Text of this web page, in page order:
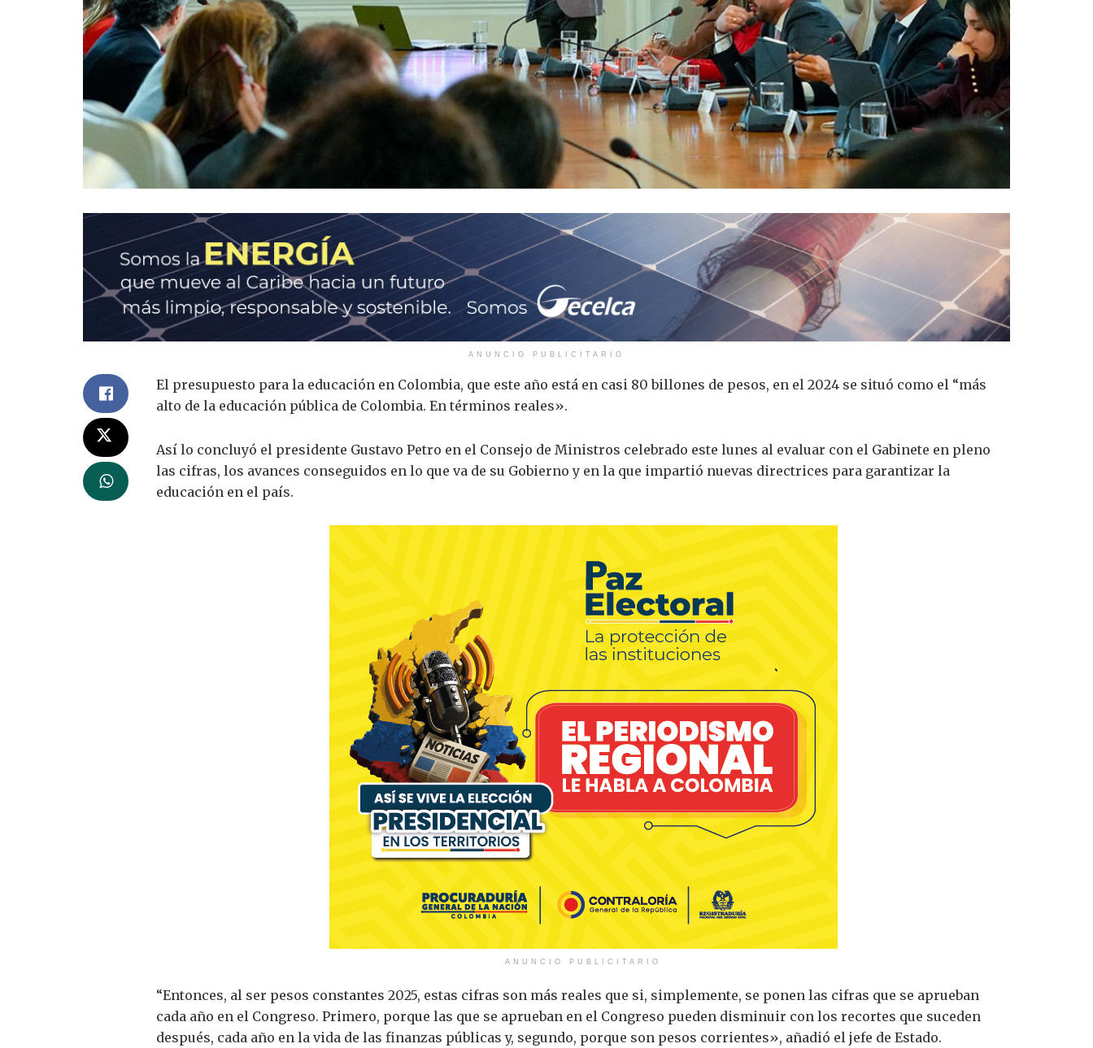
ANUNCIO PUBLICITARIO
El presupuesto para la educación en Colombia, que este año está en casi 80 billones de pesos, en el 2024 se situó como el “más
alto de la educación pública de Colombia. En términos reales».
Así lo concluyó el presidente Gustavo Petro en el Consejo de Ministros celebrado este lunes al evaluar con el Gabinete en pleno
las cifras, los avances conseguidos en lo que va de su Gobierno y en la que impartió nuevas directrices para garantizar la
educación en el país.
ANUNCIO PUBLICITARIO
“Entonces, al ser pesos constantes 2025, estas cifras son más reales que si, simplemente, se ponen las cifras que se aprueban
cada año en el Congreso. Primero, porque las que se aprueban en el Congreso pueden disminuir con los recortes que suceden
después, cada año en la vida de las finanzas públicas y, segundo, porque son pesos corrientes», añadió el jefe de Estado.